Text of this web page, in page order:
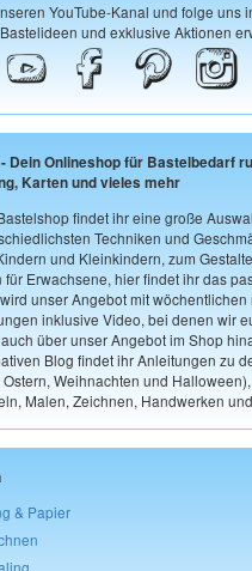
YouTube-Kanal und folge uns
und exklusive Aktionen
Dein Onlineshop für Bastelbedarf
Karten und vieles mehr
findet ihr eine große
Techniken und
und Kleinkindern, zum
für Erwachsene, hier findet ihr das
unser Angebot mit wöchentlichen
inklusive Video, bei denen wir
über unser Angebot im Shop
Blog findet ihr Anleitungen zu
Ostern, Weihnachten und
Malen, Zeichnen, Handwerken
& Papier